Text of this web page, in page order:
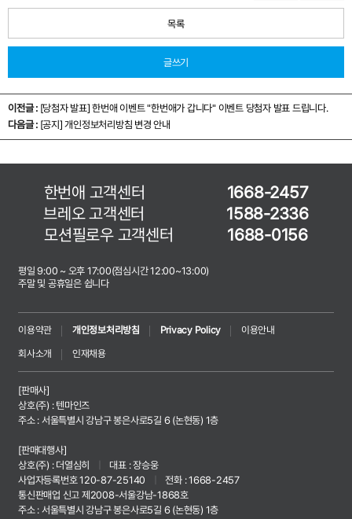
목록
글쓰기
이전글 : [당첨자 발표] 한번애 이벤트 "한번애가 갑니다" 이벤트 당첨자 발표 드립니다.
다음글 : [공지] 개인정보처리방침 변경 안내
한번애 고객센터
1668-2457
브레오 고객센터
1588-2336
모션필로우 고객센터
1688-0156
평일 9:00 ~ 오후 17:00(점심시간 12:00~13:00)
주말 및 공휴일은 쉽니다
이용약관 개인정보처리방침 Privacy Policy
이용안내
회사소개
인재채용
[판매사]
상호(주) : 텐마인즈
주소 : 서울특별시 강남구 봉은사로5길 6 (논현동) 1층
[판매대행사]
상호(주) : 더열심히
대표 : 장승웅
사업자등록번호 120-87-25140
전화 : 1668-2457
통신판매업 신고 제2008-서울강남-1868호
주소 : 서울특별시 강남구 봉은사로5길 6 (논현동) 1층